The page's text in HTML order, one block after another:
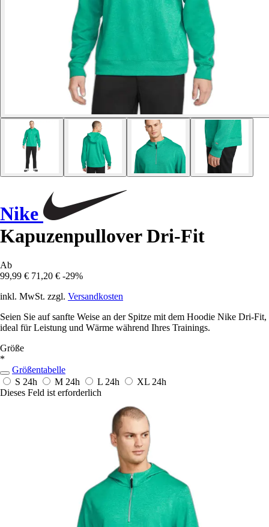
Nike
Kapuzenpullover Dri-Fit
Ab
99,99 € 71,20 € -29%
inkl. MwSt. zzgl. Versandkosten
Seien Sie auf sanfte Weise an der Spitze mit dem Hoodie Nike Dri-Fit,
ideal für Leistung und Wärme während Ihres Trainings.
Größe
*
Größentabelle
S 24h M 24h L 24h XL 24h
Dieses Feld ist erforderlich